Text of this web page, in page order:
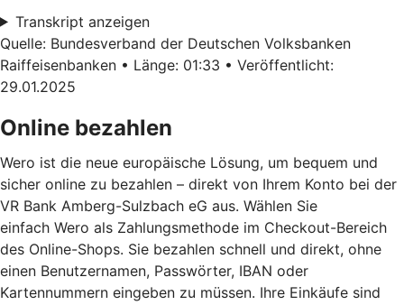
Transkript anzeigen
Quelle: Bundesverband der Deutschen Volksbanken
Raiffeisenbanken • Länge: 01:33 • Veröffentlicht:
29.01.2025
Online bezahlen
Wero ist die neue europäische Lösung, um bequem und
sicher online zu bezahlen – direkt von Ihrem Konto bei der
VR Bank Amberg-Sulzbach eG aus. Wählen Sie
einfach Wero als Zahlungsmethode im Checkout-Bereich
des Online-Shops. Sie bezahlen schnell und direkt, ohne
einen Benutzernamen, Passwörter, IBAN oder
Kartennummern eingeben zu müssen. Ihre Einkäufe sind